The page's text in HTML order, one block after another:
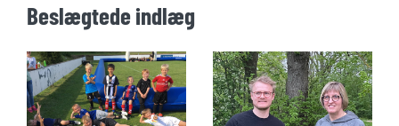
Beslægtede indlæg